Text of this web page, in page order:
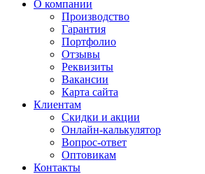
О компании
Производство
Гарантия
Портфолио
Отзывы
Реквизиты
Вакансии
Карта сайта
Клиентам
Скидки и акции
Онлайн-калькулятор
Вопрос-ответ
Оптовикам
Контакты